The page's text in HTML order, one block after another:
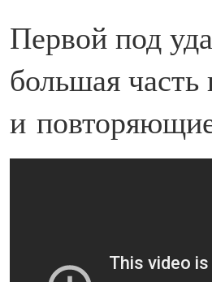
Первой под
большая
и